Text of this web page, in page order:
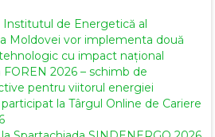
Institutul de Energetică al
Moldovei vor implementa două
cu impact național
FOREN 2026 – schimb de
pentru viitorul energiei
participat la Târgul Online de Cariere